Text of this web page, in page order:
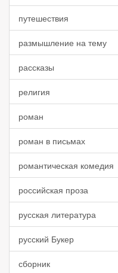
путешествия
размышление на тему
рассказы
религия
роман
роман в письмах
романтическая комедия
российская проза
русская литература
русский Букер
сборник